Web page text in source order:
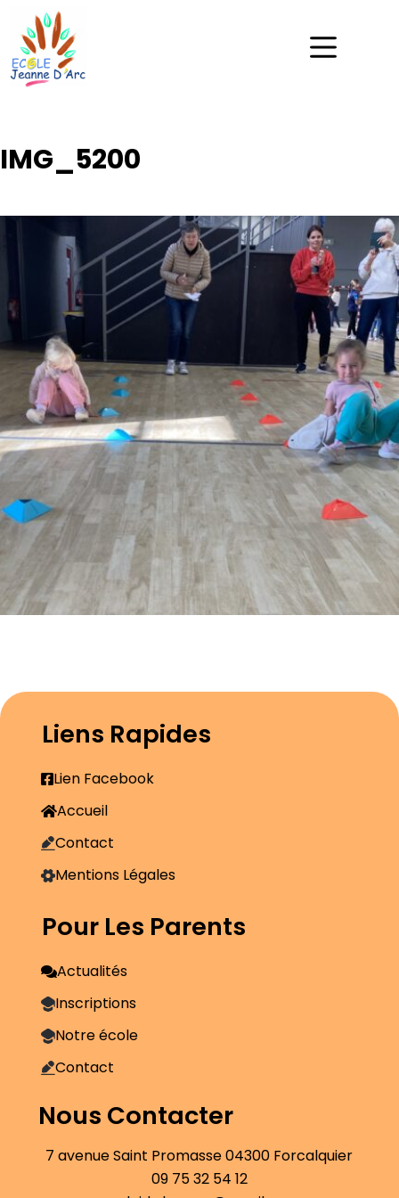
IMG_5200
Liens Rapides
Lien Facebook
Accueil
Contact
Mentions Légales
Pour Les Parents
Actualités
Inscriptions
Notre école
Contact
Nous Contacter
7 avenue Saint Promasse 04300 Forcalquier
09 75 32 54 12